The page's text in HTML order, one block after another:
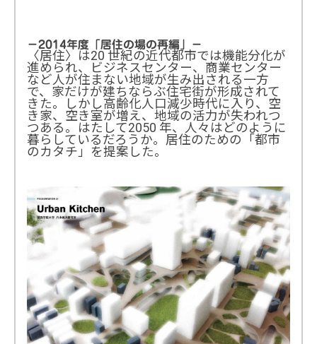
－2014年度「居住の場の再編」－
〈居住〉は20 世紀の近代都市では機能分化が
進められ、ビジネスセンター、商業センター
など人が住まない地域が生み出される一方
で、家だけが建ちならぶ住宅街が形成されて
きた。しかし高齢化人口減少時代に入り、空
き家、空き室が増え、地域の活力が失われつ
つある。はたして2050 年、人々はどのように
暮らしているだろうか。居住のための「都市
のカタチ」を提案した。